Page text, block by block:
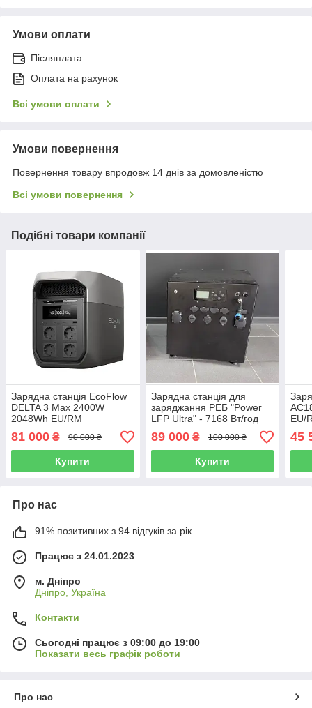
Умови оплати
Післяплата
Оплата на рахунок
Всі умови оплати
Умови повернення
Повернення товару впродовж 14 днів за домовленістю
Всі умови повернення
Подібні товари компанії
Зарядна станція EcoFlow
DELTA 3 Max 2400W
2048Wh EU/RM
81 000 ₴ 90 000 ₴
Купити
Зарядна станція для
заряджання РЕБ "Power
LFP Ultra" - 7168 Вт/год
89 000₴ 100 000 ₴
Купити
EU/
45
Про нас
91% позитивних з 94 відгуків за рік
Працює з 24.01.2023
м. Дніпро
Дніпро, Україна
Контакти
Сьогодні працює з 09:00 до 19:00
Показати весь графік роботи
Про нас